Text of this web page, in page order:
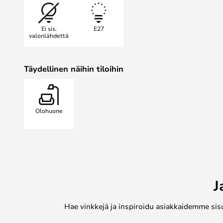
vahvistaa tuotteen olevan
Kokoelman alkuperäisiä
Tähän päivään saakka niitä
Ei sis.
valonlähdettä
E27
Täydellinen näihin tiloihin
Olohuone
Hae vinkkejä ja inspiroidu asiakkaidemme